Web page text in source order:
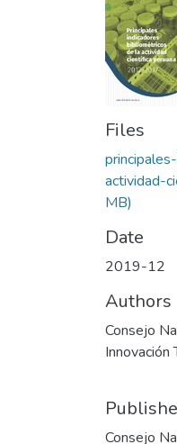
Files
actividad-
MB)
Date
2019-12
Authors
Consejo
Innovación
Consejo